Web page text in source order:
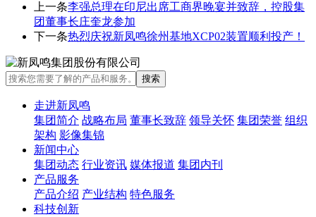
上一条李强总理在印尼出席工商界晚宴并致辞，控股集
团董事长庄奎龙参加
下一条热烈庆祝新凤鸣徐州基地XCP02装置顺利投产！
走进新凤鸣
集团简介 战略布局 董事长致辞 领导关怀 集团荣誉 组织
架构 影像集锦
新闻中心
集团动态 行业资讯 媒体报道 集团内刊
产品服务
产品介绍 产业结构 特色服务
科技创新